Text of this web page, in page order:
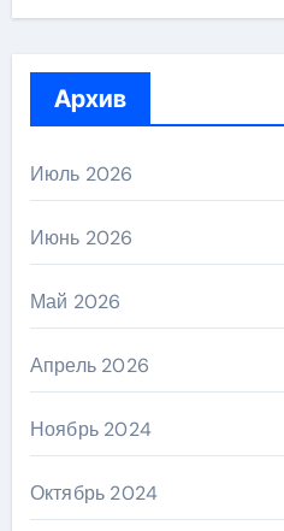
Архив
Июль 2026
Июнь 2026
Май 2026
Апрель 2026
Ноябрь 2024
Октябрь 2024